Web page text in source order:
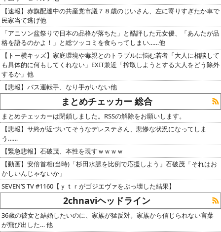
【速報】赤旗配達中の共産党市議７８歳のじいさん、左に寄りすぎたか車で
民家当て逃げ他
「アニソン盆祭りで日本の品格が落ちた」と酷評した元女優、「あんたが品
格を語るのかよ！」と総ツッコミを食らってしまい……他
【トー横キッズ】家庭環境や毒親とのトラブルに悩む若者「大人に相談して
も具体的に何もしてくれない」EXIT兼近「搾取しようとする大人をどう除外
するか」他
【悲報】バス運転手、なり手がいない他
まとめチェッカー 総合
まとめチェッカーは閉鎖しました。RSSの解除をお願いします。
【悲報】サ終が近づいてそうなデレステさん、悲惨な状況になってしま
う……
【緊急悲報】石破茂、本性を現すｗｗｗｗ
【動画】安倍首相(当時)「杉田水脈を比例で応援しよう」石破茂「それはお
かしいんじゃないか」
SEVEN’S TV #1160【ｙｔｒがゴジエヴァをぶっ壊した結果】
2chnaviヘッドライン
36歳の彼女と結婚したいのに、家族が猛反対。家族から信じられない言葉
が飛び出した… 他